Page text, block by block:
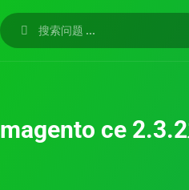
magento ce 2.3.2